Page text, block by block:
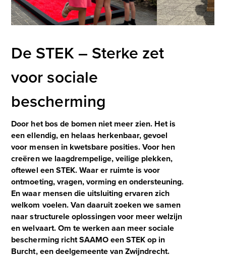
De STEK – Sterke zet
voor sociale
bescherming
Door het bos de bomen niet meer zien. Het is
een ellendig, en helaas herkenbaar, gevoel
voor mensen in kwetsbare posities. Voor hen
creëren we laagdrempelige, veilige plekken,
oftewel een STEK. Waar er ruimte is voor
ontmoeting, vragen, vorming en ondersteuning.
En waar mensen die uitsluiting ervaren zich
welkom voelen. Van daaruit zoeken we samen
naar structurele oplossingen voor meer welzijn
en welvaart. Om te werken aan meer sociale
bescherming richt SAAMO een STEK op in
Burcht, een deelgemeente van Zwijndrecht.